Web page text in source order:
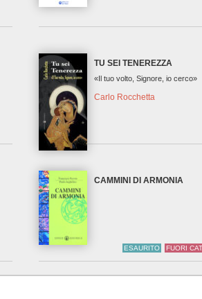
TU SEI TENEREZZA
«Il tuo volto, Signore, io cerco»
Carlo Rocchetta
CAMMINI DI ARMONIA
ESAURITO FUORI